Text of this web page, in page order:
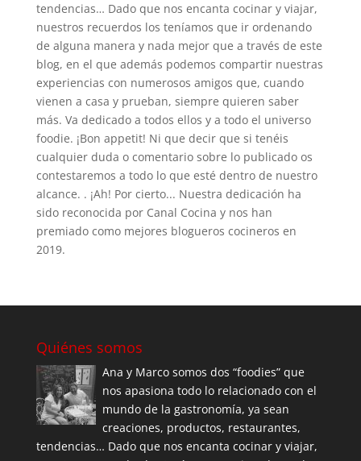
tendencias… Dado que nos encanta cocinar y viajar,
nuestros recuerdos los teníamos que ir ordenando
de alguna manera y nada mejor que a través de este
blog, en el que además podemos compartir nuestras
experiencias con numerosos amigos que, cuando
vienen a casa y prueban, siempre quieren saber
más. Va dedicado a todos ellos y a todo el universo
foodie. ¡Bon appetit! Ni que decir que si tenéis
cualquier duda o comentario sobre lo publicado os
contestaremos a todo lo que esté dentro de nuestro
alcance. . ¡Ah! Por cierto... Nuestra dedicación ha
sido reconocida por Canal Cocina y nos han
premiado como mejores blogueros cocineros en
2019.
Quiénes somos
Ana y Marco somos dos “foodies” que
nos apasiona todo lo relacionado con el
mundo de la gastronomía, ya sean
creaciones, productos, restaurantes,
tendencias… Dado que nos encanta cocinar y viajar,